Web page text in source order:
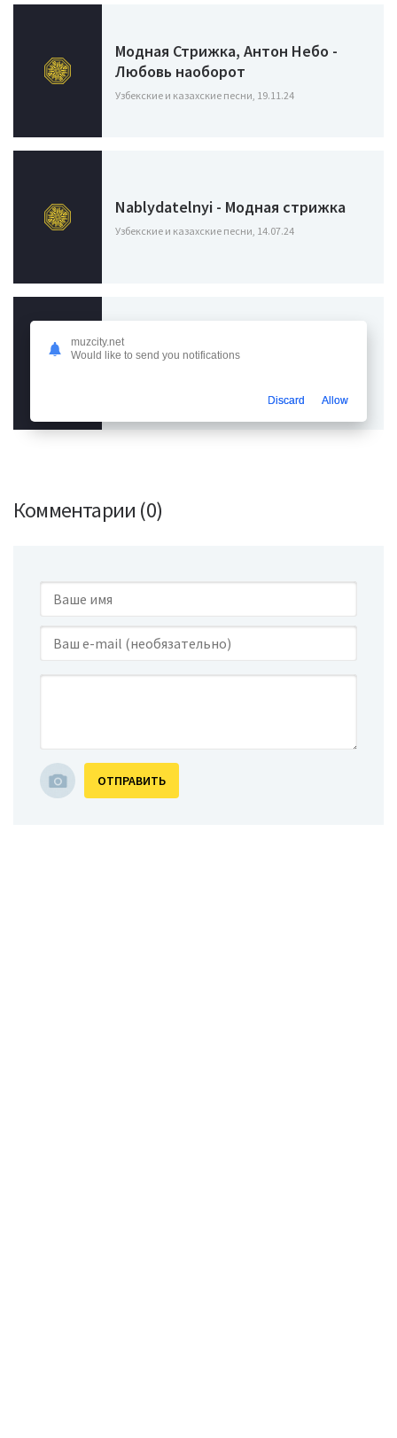
Модная Стрижка, Антон Небо -
Любовь наоборот
Узбекские и казахские песни, 19.11.24
Nablydatelnyi - Модная стрижка
Узбекские и казахские песни, 14.07.24
Зоя - По ночной неве гуляла с
чашки кофе я
Комментарии (0)
ОТПРАВИТЬ
muzcity.net
Would like to send you notifications
Discard Allow